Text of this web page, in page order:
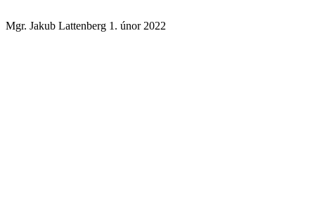
Mgr. Jakub Lattenberg 1. únor 2022